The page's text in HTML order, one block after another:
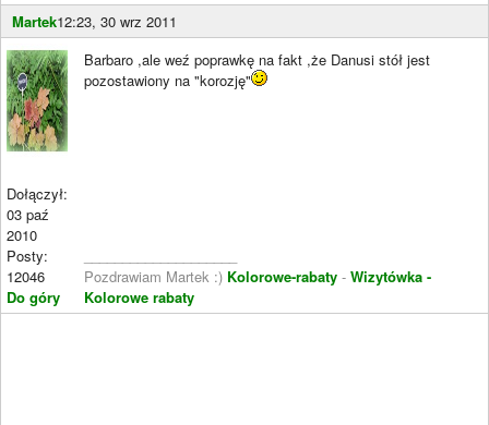
Martek12:23, 30 wrz 2011
Dołączył:
03 paź
2010
Posty:
12046
Do góry
Barbaro ,ale weź poprawkę na fakt ,że Danusi stół jest
pozostawiony na "korozję"
Pozdrawiam Martek :) Kolorowe-rabaty - Wizytówka -
Kolorowe rabaty